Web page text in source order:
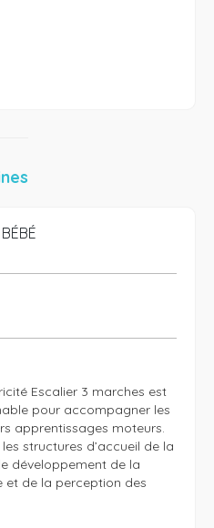
Escalier 3 marches est
pour accompagner les
apprentissages moteurs.
structures d’accueil de la
développement de la
et de la perception des